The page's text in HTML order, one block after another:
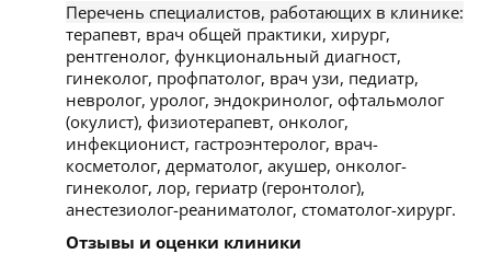
Перечень специалистов, работающих в клинике:
терапевт, врач общей практики, хирург,
рентгенолог, функциональный диагност,
гинеколог, профпатолог, врач узи, педиатр,
невролог, уролог, эндокринолог, офтальмолог
(окулист), физиотерапевт, онколог,
инфекционист, гастроэнтеролог, врач-
косметолог, дерматолог, акушер, онколог-
гинеколог, лор, гериатр (геронтолог),
анестезиолог-реаниматолог, стоматолог-хирург.
Отзывы и оценки клиники